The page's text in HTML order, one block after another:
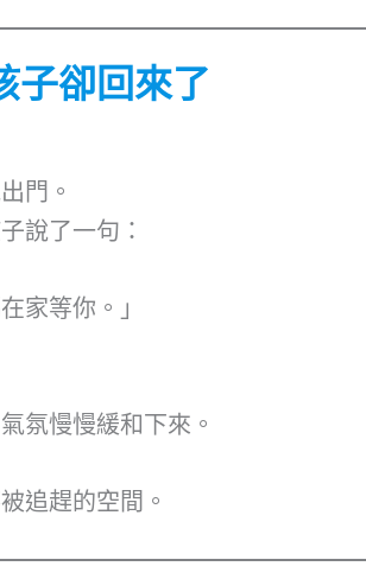
子卻回來了
門。
說了一句：
家等你。」
氛慢慢緩和下來。
追趕的空間。